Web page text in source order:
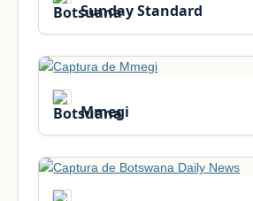
Sunday Standard
Mmegi